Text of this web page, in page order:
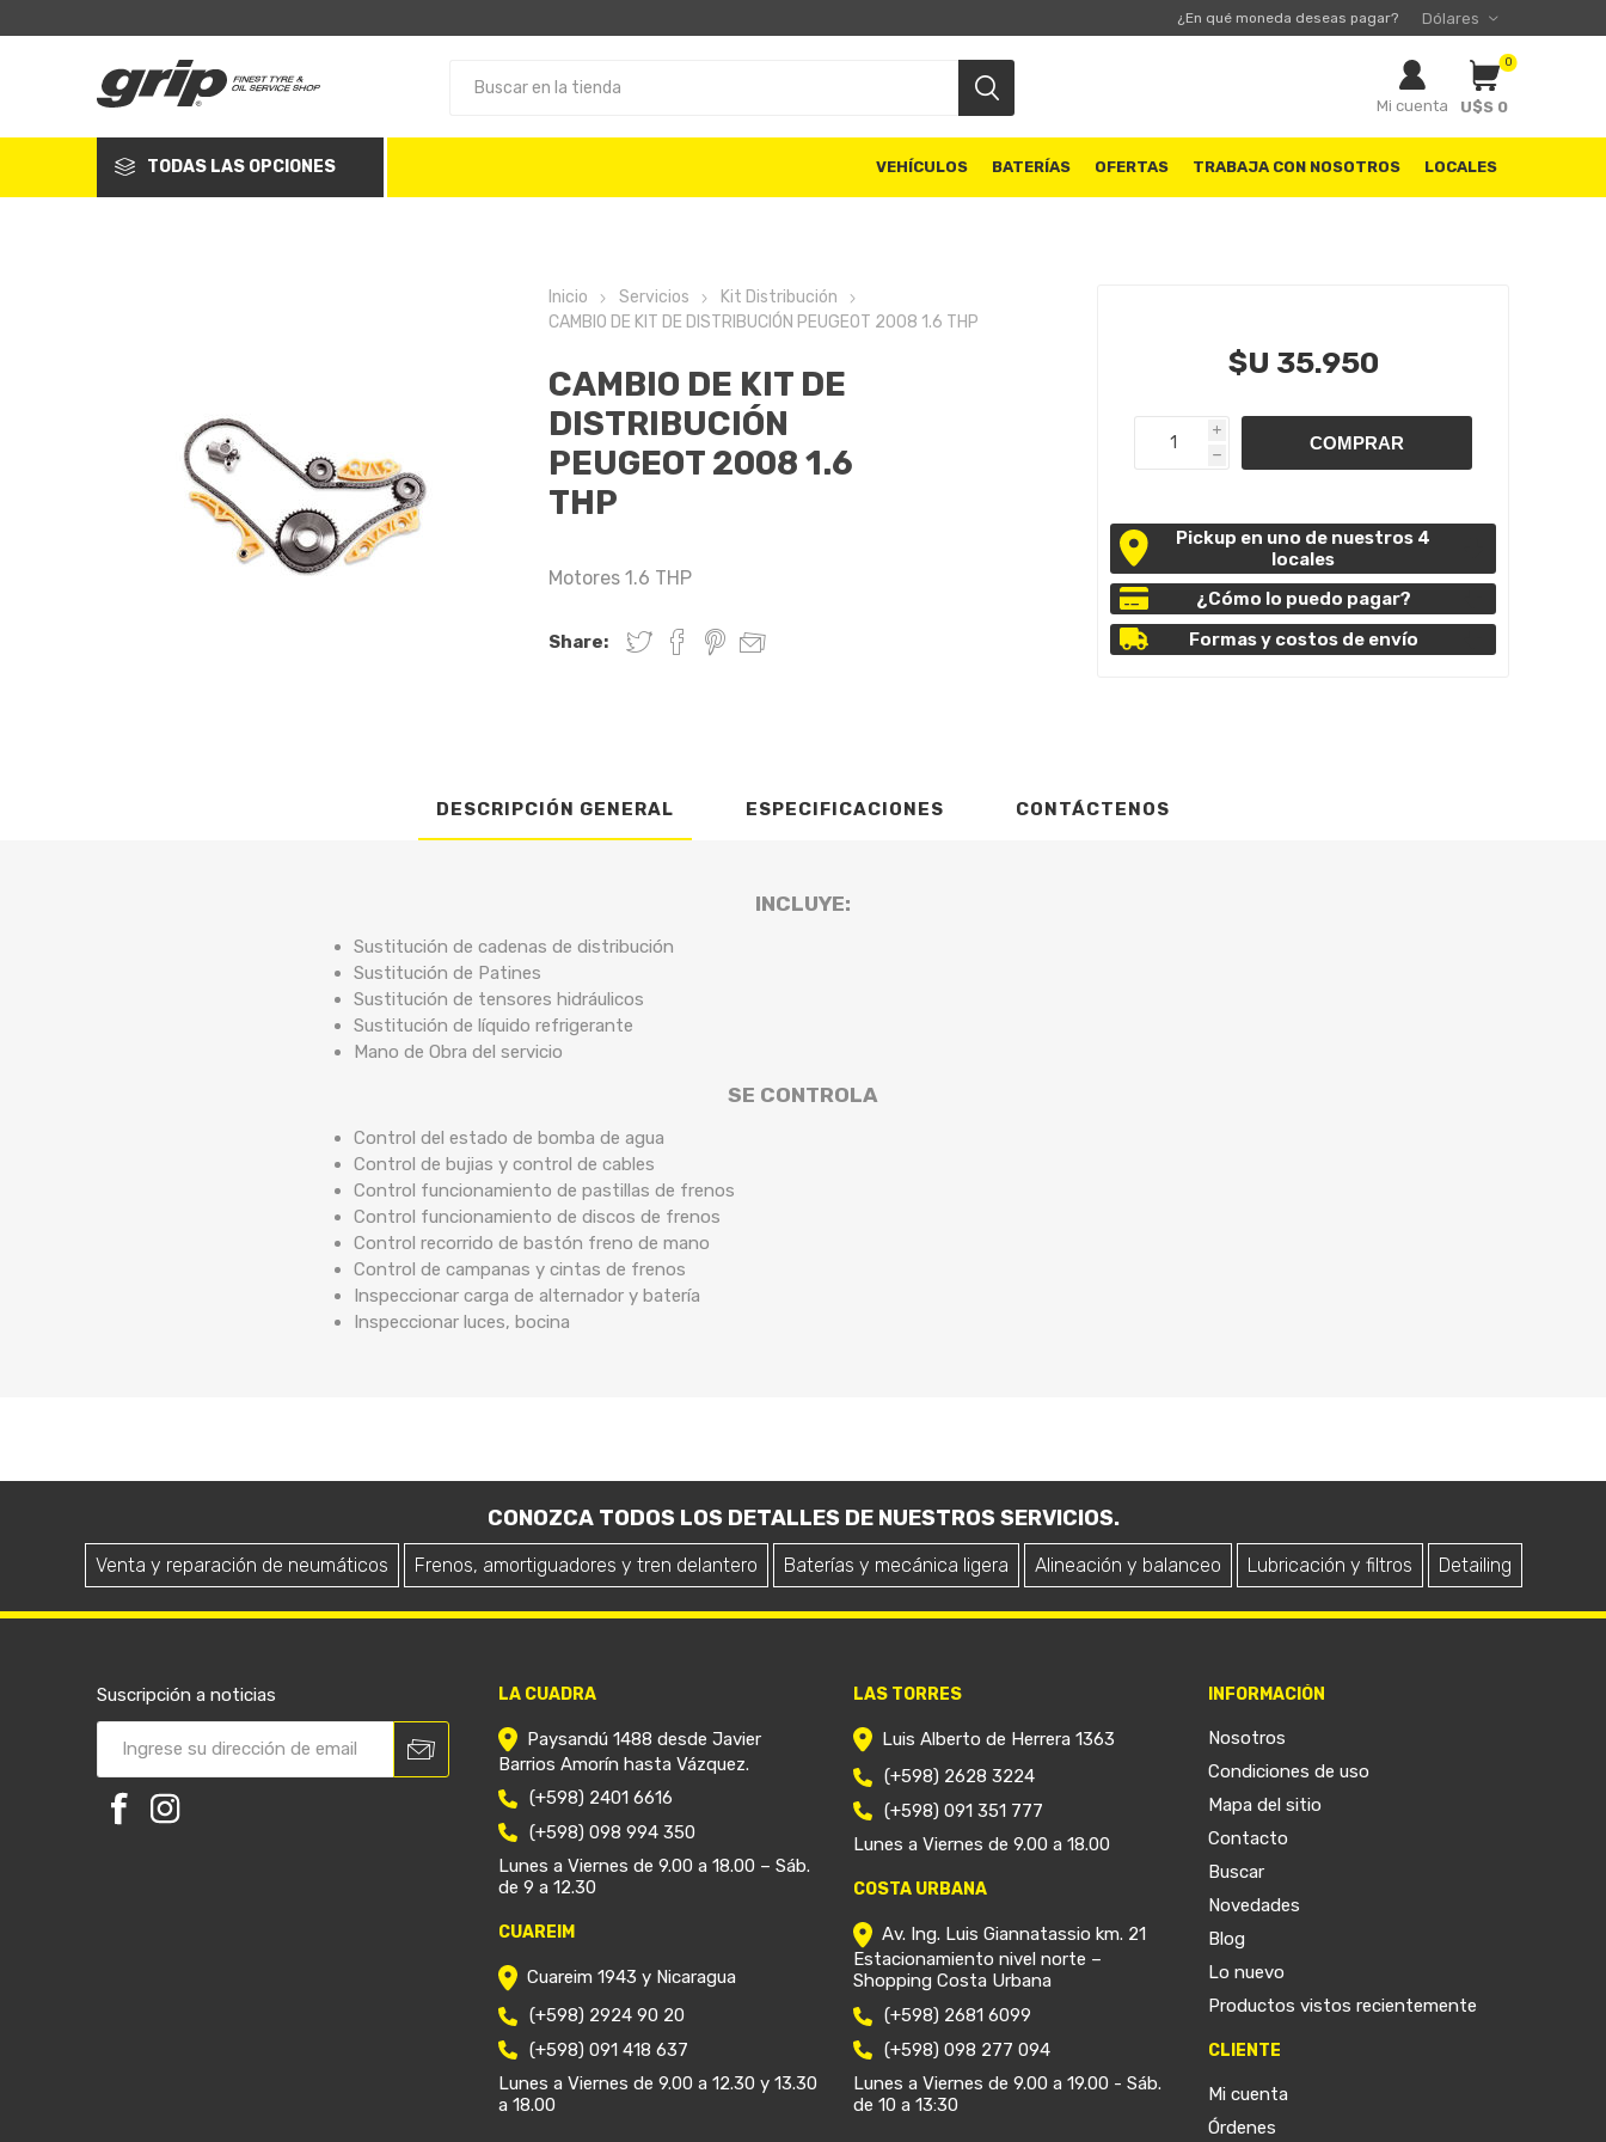
¿En qué moneda deseas pagar?
Mi cuenta
0
U$S 0
TODAS LAS OPCIONES VEHÍCULOS BATERÍAS OFERTAS TRABAJA CON NOSOTROS LOCALES
Inicio Servicios
Kit Distribución
CAMBIO DE KIT DE DISTRIBUCIÓN PEUGEOT 2008 1.6 THP
CAMBIO DE KIT DE
DISTRIBUCIÓN
PEUGEOT 2008 1.6
THP
Motores 1.6 THP
Share:
$U 35.950
i
h
Pickup en uno de nuestros 4
locales
¿Cómo lo puedo pagar?
Formas y costos de envío
DESCRIPCIÓN GENERAL ESPECIFICACIONES CONTÁCTENOS
INCLUYE:
Sustitución de cadenas de distribución
Sustitución de Patines
Sustitución de tensores hidráulicos
Sustitución de líquido refrigerante
Mano de Obra del servicio
SE CONTROLA
Control del estado de bomba de agua
Control de bujias y control de cables
Control funcionamiento de pastillas de frenos
Control funcionamiento de discos de frenos
Control recorrido de bastón freno de mano
Control de campanas y cintas de frenos
Inspeccionar carga de alternador y batería
Inspeccionar luces, bocina
CONOZCA TODOS LOS DETALLES DE NUESTROS SERVICIOS.
Venta y reparación de neumáticos Frenos, amortiguadores y tren delantero Baterías y mecánica ligera Alineación y balanceo Lubricación y filtros Detailing
Suscripción a noticias LA CUADRA
Paysandú 1488 desde Javier
Barrios Amorín hasta Vázquez.
(+598) 2401 6616
(+598) 098 994 350
Lunes a Viernes de 9.00 a 18.00 – Sáb.
de 9 a 12.30
CUAREIM
Cuareim 1943 y Nicaragua
(+598) 2924 90 20
(+598) 091 418 637
Lunes a Viernes de 9.00 a 12.30 y 13.30
a 18.00
LAS TORRES
Luis Alberto de Herrera 1363
(+598) 2628 3224
(+598) 091 351 777
Lunes a Viernes de 9.00 a 18.00
COSTA URBANA
Av. Ing. Luis Giannatassio km. 21
Estacionamiento nivel norte –
Shopping Costa Urbana
(+598) 2681 6099
(+598) 098 277 094
Lunes a Viernes de 9.00 a 19.00 - Sáb.
de 10 a 13:30
INFORMACIÓN
Nosotros
Condiciones de uso
Mapa del sitio
Contacto
Buscar
Novedades
Blog
Lo nuevo
Productos vistos recientemente
CLIENTE
Mi cuenta
Órdenes